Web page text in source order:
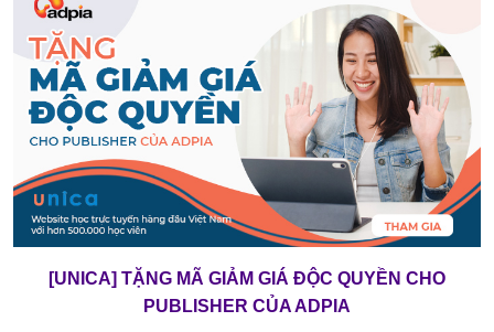
[UNICA] TẶNG MÃ GIẢM GIÁ ĐỘC QUYỀN CHO
PUBLISHER CỦA ADPIA